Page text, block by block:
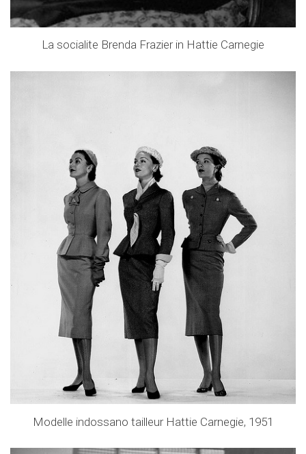
La socialite Brenda Frazier in Hattie Carnegie
Modelle indossano tailleur Hattie Carnegie, 1951